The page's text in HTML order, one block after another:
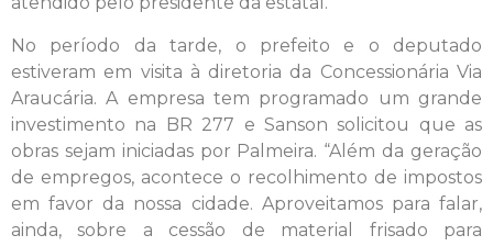
No período da tarde, o prefeito e o deputado
estiveram em visita à diretoria da Concessionária Via
Araucária. A empresa tem programado um grande
investimento na BR 277 e Sanson solicitou que as
obras sejam iniciadas por Palmeira. “Além da geração
de empregos, acontece o recolhimento de impostos
em favor da nossa cidade. Aproveitamos para falar,
ainda, sobre a cessão de material frisado para